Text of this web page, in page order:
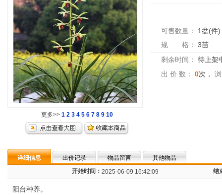
更多>> 1 2 3 4 5 6 7 8 9 10
可售数量： 1盆(件)
规 格：
3苗
剩余时间：
待上架
出 价 数：
0次，
详细信息 出价记录 物品留言
其他物品
开始时间： 2025-06-09 16:42:09 结
阳台种养。